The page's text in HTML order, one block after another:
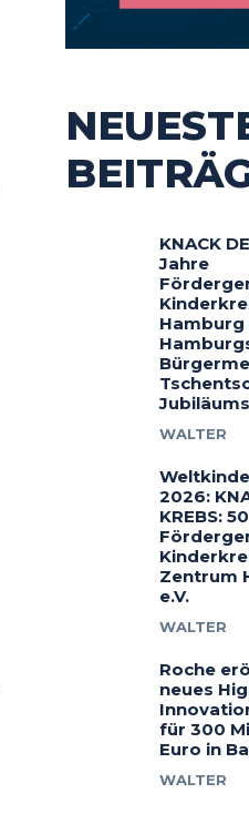
KNACK
Jahre
Hamburg
WALTER
2026:
KREBS:
Zentrum
e.V.
WALTER
Roche
neues
für 300
Euro in
WALTER